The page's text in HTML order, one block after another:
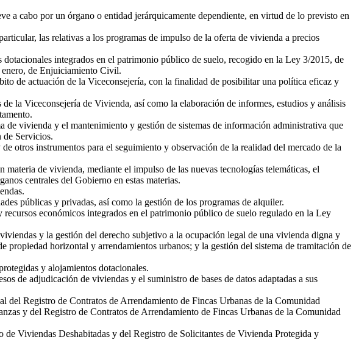
a cabo por un órgano o entidad jerárquicamente dependiente, en virtud de lo previsto en
las relativas a los programas de impulso de la oferta de vivienda a precios
integrados en el patrimonio público de suelo, recogido en la Ley 3/2015, de
de Enjuiciamiento Civil.
de actuación de la Viceconsejería, con la finalidad de posibilitar una política eficaz y
la Viceconsejería de Vivienda, así como la elaboración de informes, estudios y análisis
de vivienda y el mantenimiento y gestión de sistemas de información administrativa que
de Servicios.
otros instrumentos para el seguimiento y observación de la realidad del mercado de la
de vivienda, mediante el impulso de las nuevas tecnologías telemáticas, el
centrales del Gobierno en estas materias.
públicas y privadas, así como la gestión de los programas de alquiler.
económicos integrados en el patrimonio público de suelo regulado en la Ley
y la gestión del derecho subjetivo a la ocupación legal de una vivienda digna y
horizontal y arrendamientos urbanos; y la gestión del sistema de tramitación de
y alojamientos dotacionales.
de adjudicación de viviendas y el suministro de bases de datos adaptadas a sus
Registro de Contratos de Arrendamiento de Fincas Urbanas de la Comunidad
y del Registro de Contratos de Arrendamiento de Fincas Urbanas de la Comunidad
Viviendas Deshabitadas y del Registro de Solicitantes de Vivienda Protegida y